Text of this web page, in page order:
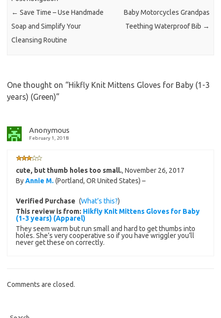
← Save Time – Use Handmade
Soap and Simplify Your
Cleansing Routine
Baby Motorcycles Grandpas
Teething Waterproof Bib →
One thought on “Hikfly Knit Mittens Gloves for Baby (1-3
years) (Green)”
Anonymous
February 1, 2018
cute, but thumb holes too small., November 26, 2017
ByAnnie M. (Portland, OR United States) –
Verified Purchase (What’s this?)
This review is from: Hikfly Knit Mittens Gloves for Baby
(1-3 years) (Apparel)
They seem warm but run small and hard to get thumbs into
holes. She’s very cooperative so if you have wriggler you’ll
never get these on correctly.
Comments are closed.